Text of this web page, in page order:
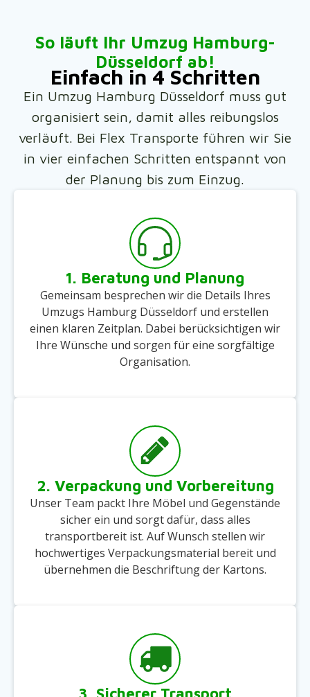
So läuft Ihr Umzug Hamburg-
Düsseldorf ab!
Einfach in 4 Schritten
Ein Umzug Hamburg Düsseldorf muss gut
organisiert sein, damit alles reibungslos
verläuft. Bei Flex Transporte führen wir Sie
in vier einfachen Schritten entspannt von
der Planung bis zum Einzug.
1. Beratung und Planung
Gemeinsam besprechen wir die Details Ihres
Umzugs Hamburg Düsseldorf und erstellen
einen klaren Zeitplan. Dabei berücksichtigen wir
Ihre Wünsche und sorgen für eine sorgfältige
Organisation.
2. Verpackung und Vorbereitung
Unser Team packt Ihre Möbel und Gegenstände
sicher ein und sorgt dafür, dass alles
transportbereit ist. Auf Wunsch stellen wir
hochwertiges Verpackungsmaterial bereit und
übernehmen die Beschriftung der Kartons.
3. Sicherer Transport